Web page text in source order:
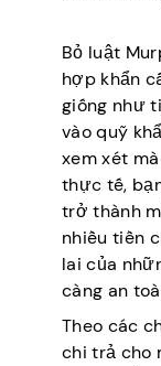
Bỏ luật
hợp khẩn
giống như
vào quỹ
xem xét
thực tế,
trở thành
nhiều tiền
lai của
càng an
Theo các
chi trả cho